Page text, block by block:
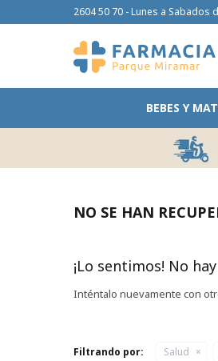
BEBES Y
2604 50 70 - Lunes a Sabados
NO SE HAN
¡Lo sentimos! No
Inténtalo nuevamente con
Filtrando por: Salud